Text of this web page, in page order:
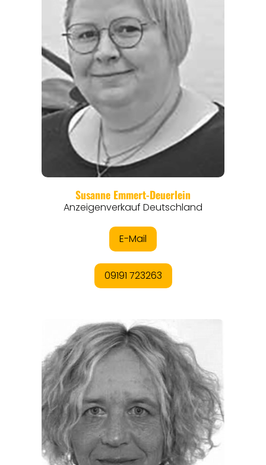
REGIONEN
ORTE
EVENTS
REISEFÜHRER
THEMEN
ANGEBOTE